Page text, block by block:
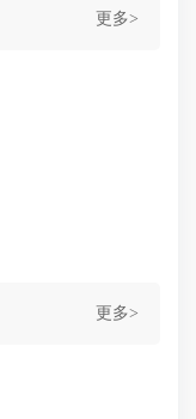
更多>
更多>